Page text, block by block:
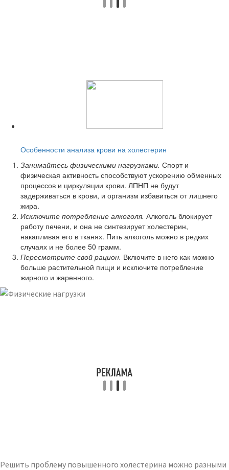
Особенности анализа крови на холестерин
Занимайтесь физическими нагрузками. Спорт и
физическая активность способствуют ускорению обменных
процессов и циркуляции крови. ЛПНП не будут
задерживаться в крови, и организм избавиться от лишнего
жира.
Исключите потребление алкоголя. Алкоголь блокирует
работу печени, и она не синтезирует холестерин,
накапливая его в тканях. Пить алкоголь можно в редких
случаях и не более 50 грамм.
Пересмотрите свой рацион. Включите в него как можно
больше растительной пищи и исключите потребление
жирного и жаренного.
Решить проблему повышенного холестерина можно разными